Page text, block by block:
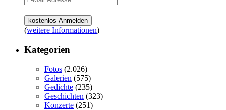
(weitere Informationen)
Kategorien
Fotos (2.026)
Galerien (575)
Gedichte (235)
Geschichten (323)
Konzerte (251)